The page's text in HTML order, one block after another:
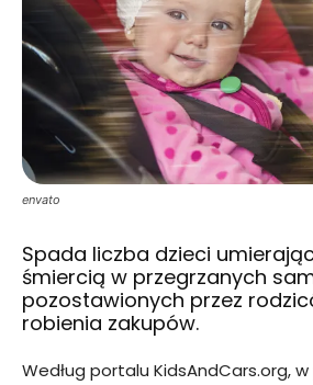
envato
Spada liczba dzieci
śmiercią w przegrzanych
pozostawionych przez
robienia zakupów.
Według portalu KidsAndCars.org,